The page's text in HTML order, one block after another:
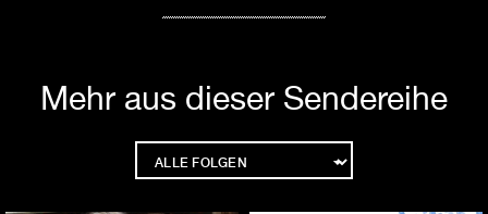
Mehr aus dieser Sendereihe